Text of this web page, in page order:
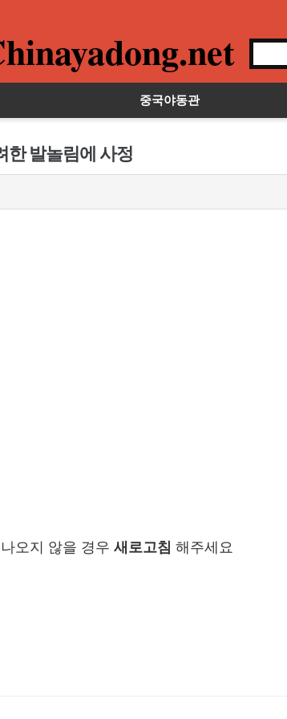
중국야동관
한 발놀림에 사정
오지 않을 경우 새로고침 해주세요